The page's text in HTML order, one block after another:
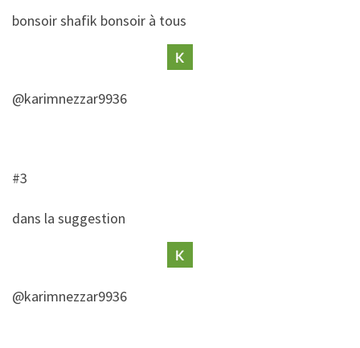
​​bonsoir shafik bonsoir à tous
@karimnezzar9936
#3
​dans la suggestion
@karimnezzar9936